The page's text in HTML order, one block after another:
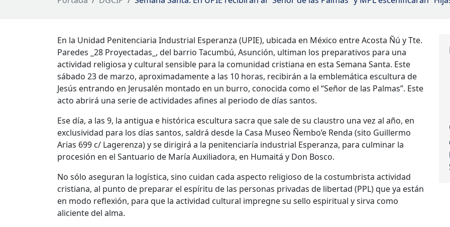
En la Unidad Penitenciaria Industrial Esperanza (UPIE), ubicada en México entre Acosta Ñú y Tte.
Paredes _28 Proyectadas_, del barrio Tacumbú, Asunción, ultiman los preparativos para una
actividad religiosa y cultural sensible para la comunidad cristiana en esta Semana Santa. Este
sábado 23 de marzo, aproximadamente a las 10 horas, recibirán a la emblemática escultura de
Jesús entrando en Jerusalén montado en un burro, conocida como el “Señor de las Palmas”. Este
acto abrirá una serie de actividades afines al periodo de días santos.
Ese día, a las 9, la antigua e histórica escultura sacra que sale de su claustro una vez al año, en
exclusividad para los días santos, saldrá desde la Casa Museo Ñembo’e Renda (sito Guillermo
Arias 699 c/ Lagerenza) y se dirigirá a la penitenciaría industrial Esperanza, para culminar la
procesión en el Santuario de María Auxiliadora, en Humaitá y Don Bosco.
No sólo aseguran la logística, sino cuidan cada aspecto religioso de la costumbrista actividad
cristiana, al punto de preparar el espíritu de las personas privadas de libertad (PPL) que ya están
en modo reflexión, para que la actividad cultural impregne su sello espiritual y sirva como
aliciente del alma.